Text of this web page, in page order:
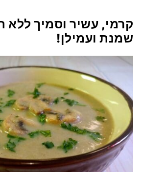
קרמי, עשיר וסמיך ללא
שמנת ועמילן!